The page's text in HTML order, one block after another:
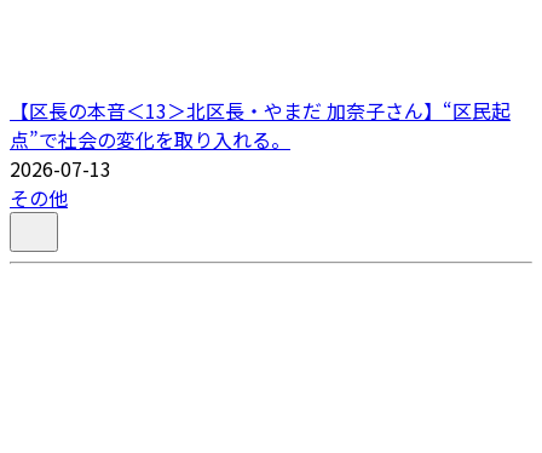
【区長の本音＜13＞北区長・やまだ 加奈子さん】“区民起
点”で社会の変化を取り入れる。
2026-07-13
その他